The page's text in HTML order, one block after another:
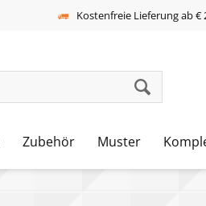
Kostenfreie Lieferung ab €
Zubehör Muster